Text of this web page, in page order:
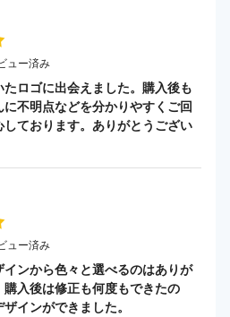
ュー済み
ロゴに出会えました。購入後も
不明点などを分かりやすくご回
ております。ありがとうござい
ュー済み
ンから色々と選べるのはありが
入後は修正も何度もできたの
インができました。